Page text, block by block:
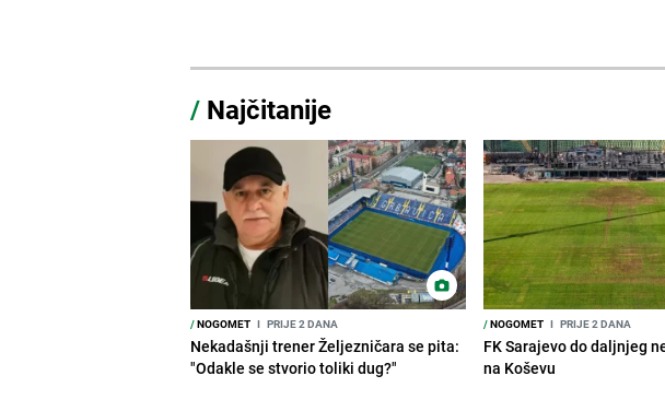
/ Najčitanije
/NOGOMET I PRIJE 2 DANA
Nekadašnji trener Željezničara se pita:
"Odakle se stvorio toliki dug?"
/NOGOMET I PRIJE 2 DANA
FK Sarajevo do daljnjeg
na Koševu